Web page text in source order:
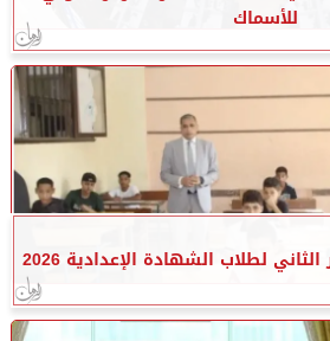
للأسماك
لطلاب الشهادة الإعدادية 2026